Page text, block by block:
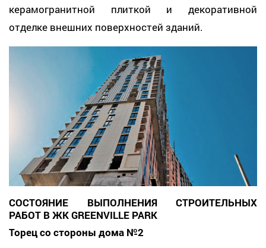
керамогранитной плиткой и декоративной
отделке внешних поверхностей зданий.
СОСТОЯНИЕ ВЫПОЛНЕНИЯ СТРОИТЕЛЬНЫХ
РАБОТ В ЖК GREENVILLE PARK
Торец со стороны дома №2